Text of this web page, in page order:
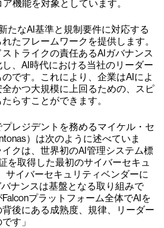
ア機能を対象としています。
たなAI基準と規制要件に対応する
たフレームワークを提供します。
トライクの責任あるAIガバナンス
、AI時代における当社のリーダー
です。これにより、企業はAIによ
かつ大規模に上回るための、スピ
らすことができます。
レジデントを務めるマイケル・セ
）は次のように述べていま
クは、世界初のAI管理システム標
を取得した最初のサイバーセキュ
サイバーセキュリティベンダーに
ナンスは基盤となる取り組みで
プラットフォーム全体でAIを
後にある成熟度、規律、リーダー
す」